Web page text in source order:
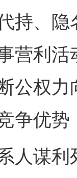
持、
营利
公权
争优
谋利